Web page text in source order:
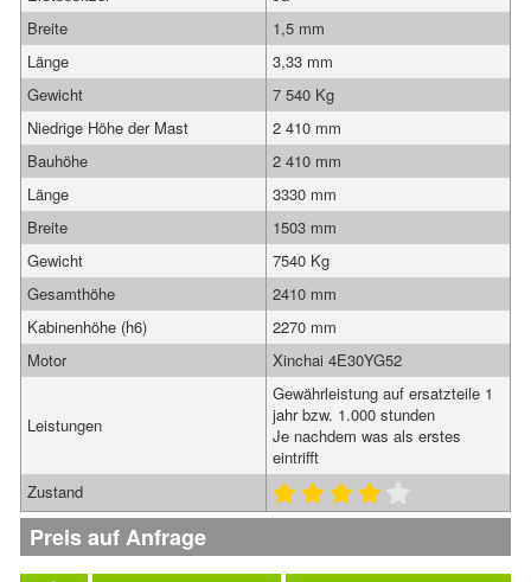
Breite
1,5 mm
Länge
3,33 mm
Gewicht
7 540 Kg
Niedrige Höhe der Mast
2 410 mm
Bauhöhe
2 410 mm
Länge
3330 mm
Breite
1503 mm
Gewicht
7540 Kg
Gesamthöhe
2410 mm
Kabinenhöhe (h6)
2270 mm
Motor
Xinchai 4E30YG52
Leistungen
Gewährleistung auf ersatzteile 1
jahr bzw. 1.000 stunden
Je nachdem was als erstes
eintrifft
Zustand
Preis auf Anfrage